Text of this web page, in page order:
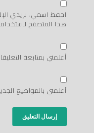
احفظ اسمي، بريدي
هذا المتصفح
أعلمني بمتابعة
أعلمني بالمواضيع